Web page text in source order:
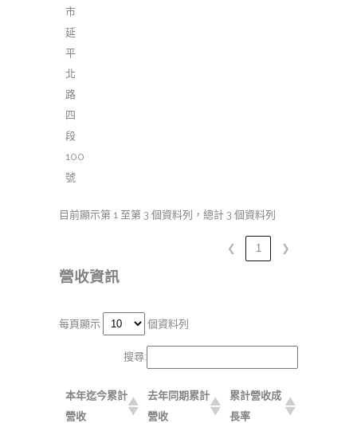
市
延
平
北
路
四
段
100
號
目前顯示第 1 至第 3 個資料列，總計 3 個資料列
❮ 1 ❯
營收資訊
每頁顯示 個資料列
搜尋:
本年迄今累計
營收
去年同期累計
營收
累計營收成
長率